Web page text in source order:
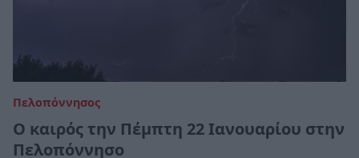
Πελοπόννησος
Ο καιρός την Πέμπτη 22 Ιανουαρίου στην
Πελοπόννησο